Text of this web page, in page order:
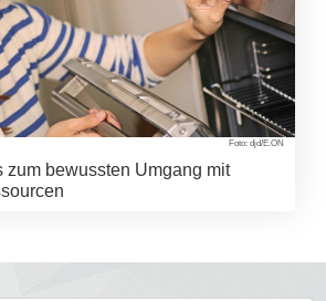
Foto: djd/E.ON
zum bewussten Umgang mit